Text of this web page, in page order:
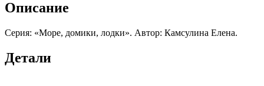
Описание
Серия: «Море, домики, лодки». Автор: Камсулина Елена.
Детали